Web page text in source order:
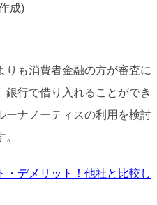
成)
りも消費者金融の方が審査に
行で借り入れることができ
ーナノーティスの利用を検討
・デメリット！他社と比較し